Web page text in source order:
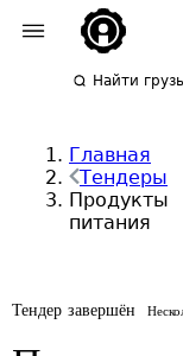
Найти
Главная
Тендеры
Продукты
питания
Тендер завершён